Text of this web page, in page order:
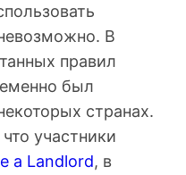
В
правил
был
странах.
участники
a Landlord, в